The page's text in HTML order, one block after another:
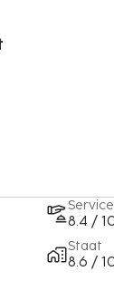
Service
8.4 /
Staat
8.6 /